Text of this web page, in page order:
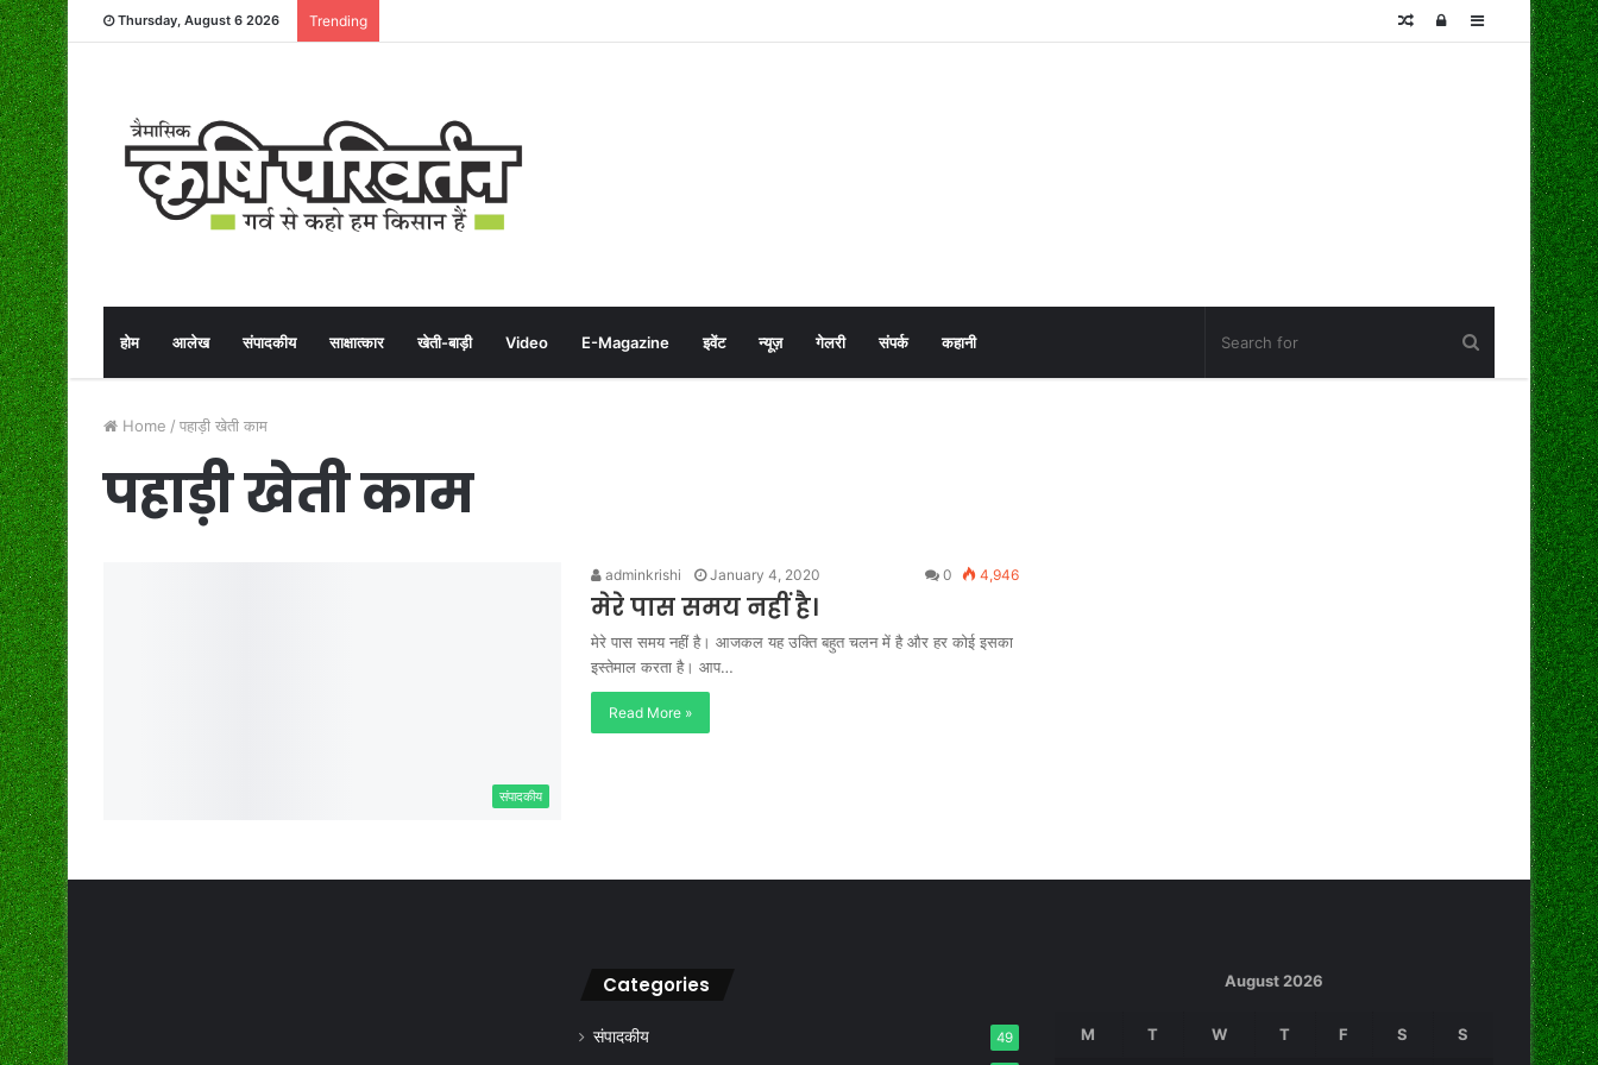
Thursday, August 6 2026 Trending Sidebar
Log
Random
होम आलेख संपादकीय साक्षात्कार खेती-बाड़ी Video E-Magazine इवेंट न्यूज़ गेलरी संपर्क कहानी
Home / पहाड़ी खेती काम
पहाड़ी खेती काम
संपादकीय
adminkrishi January 4, 2020 0 4,946
मेरे पास समय नहीं है।
मेरे पास समय नहीं है। आजकल यह उक्ति बहुत चलन में है और हर कोई इसका
इस्तेमाल करता है। आप…
Read More »
Categories
संपादकीय 49
August 2026
M T W T F S S